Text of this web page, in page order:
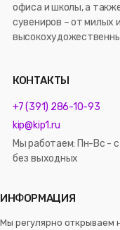
офиса и школы, а
сувениров – от милых
КОНТАКТЫ
+7 (391) 286-10-93
kip@kip1.ru
Мы работаем: Пн-Вс -
без выходных
ИНФОРМАЦИЯ
Мы регулярно открываем